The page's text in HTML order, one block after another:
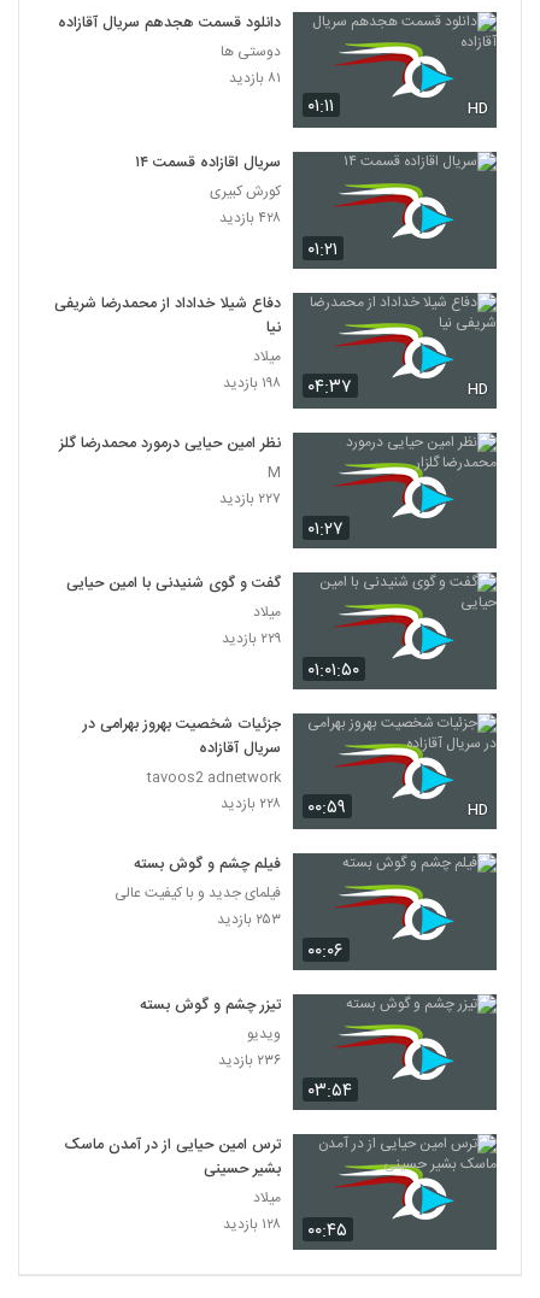
۰۱:۱۱ HD
دانلود قسمت هجدهم سریال آقازاده
دوستی ها
۸۱ بازدید
۰۱:۲۱
سریال اقازاده قسمت ۱۴
کورش کبیری
۴۲۸ بازدید
۰۴:۳۷ HD
دفاع شیلا خداداد از محمدرضا شریفی
نیا
میلاد
۱۹۸ بازدید
۰۱:۲۷
نظر امین حیایی درمورد محمدرضا گلزار
M
۲۲۷ بازدید
۰۱:۰۱:۵۰
گفت و گوی شنیدنی با امین حیایی
میلاد
۲۲۹ بازدید
۰۰:۵۹ HD
جزئیات شخصیت بهروز بهرامی در
سریال آقازاده
tavoos2 adnetwork
۲۲۸ بازدید
۰۰:۰۶
فیلم چشم و گوش بسته
فیلمای جدید و با کیفیت عالی
۲۵۳ بازدید
۰۳:۵۴
تیزر چشم و گوش بسته
ویدیو
۲۳۶ بازدید
۰۰:۴۵
ترس امین حیایی از در آمدن ماسک
بشیر حسینی
میلاد
۱۲۸ بازدید